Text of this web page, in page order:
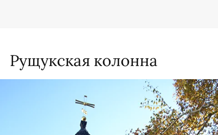
Рущукская колонна